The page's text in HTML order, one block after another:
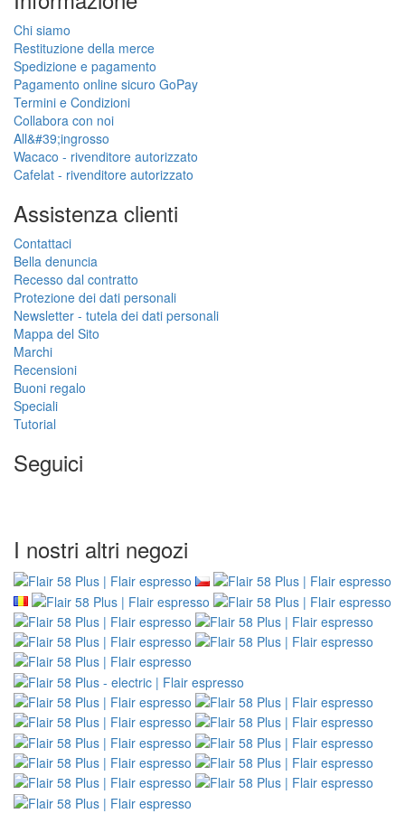
Chi siamo
Restituzione della merce
Spedizione e pagamento
Pagamento online sicuro GoPay
Termini e Condizioni
Collabora con noi
All&#39;ingrosso
Wacaco - rivenditore autorizzato
Cafelat - rivenditore autorizzato
Assistenza clienti
Contattaci
Bella denuncia
Recesso dal contratto
Protezione dei dati personali
Newsletter - tutela dei dati personali
Mappa del Sito
Marchi
Recensioni
Buoni regalo
Speciali
Tutorial
Seguici
I nostri altri negozi